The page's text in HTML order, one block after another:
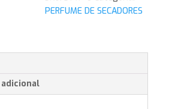
Pack
X
Packs
PERFUME DE SECADORES